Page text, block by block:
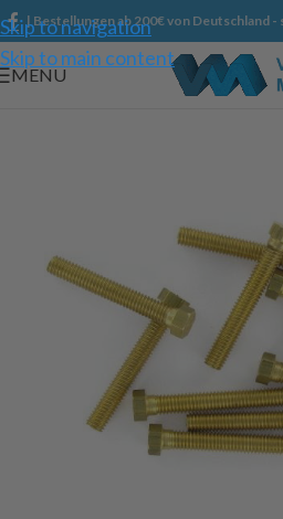
Skip to navigation
Skip to main content
| Bestellungen ab 200€ von Deutschland
MENU